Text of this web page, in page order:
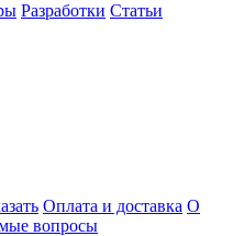
Разработки Статьи
Оплата и доставка О
вопросы